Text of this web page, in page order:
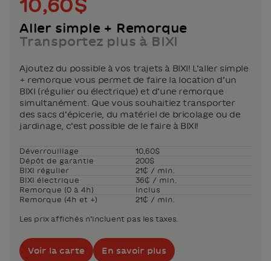
10,60$
Aller simple + Remorque
Transportez plus à BIXI
Ajoutez du possible à vos trajets à BIXI! L’aller simple
+ remorque vous permet de faire la location d’un
BIXI (régulier ou électrique) et d’une remorque
simultanément. Que vous souhaitiez transporter
des sacs d’épicerie, du matériel de bricolage ou de
jardinage, c’est possible de le faire à BIXI!
Déverrouillage
10,60$
Dépôt de garantie
200$
BIXI régulier
21₵ / min.
BIXI électrique
36₵ / min.
Remorque (0 à 4h)
Inclus
Remorque (4h et +)
21₵ / min.
Voir la carte En savoir plus
Les prix affichés n’incluent pas les taxes.